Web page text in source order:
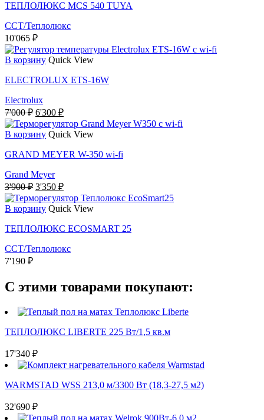
ТЕПЛОЛЮКС MCS 540 TUYA
ССТ/Теплолюкс
10'065 ₽
В корзину Quick View
ELECTROLUX ETS-16W
Electrolux
7'000₽ Первоначальная
цена
составляла
6'300 ₽Текущая
цена:
6'300 ₽.
В корзину Quick View
GRAND MEYER W-350 wi-fi
Grand Meyer
3'900₽ Первоначальная
цена
составляла
3'350 ₽Текущая
цена:
3'350 ₽.
В корзину Quick View
ТЕПЛОЛЮКС ECOSMART 25
ССТ/Теплолюкс
7'190 ₽
С этими товарами покупают:
ТЕПЛОЛЮКС LIBERTE 225 Вт/1,5 кв.м
17'340 ₽
WARMSTAD WSS 213,0 м/3300 Вт (18,3-27,5 м2)
32'690 ₽